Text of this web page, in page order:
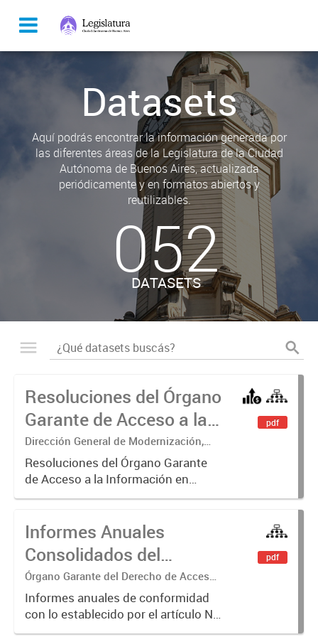
Datasets
Aquí podrás encontrar la información generada por
las diferentes áreas de la Legislatura de la Ciudad
Autónoma de Buenos Aires, actualizada
periódicamente y en formatos abiertos y
reutilizables.
052
DATASETS
Resoluciones del Órgano
Garante de Acceso a la
Información
Dirección General de Modernización,
Sustentabilidad y Fortalecimiento
Institucional
Resoluciones del Órgano Garante
de Acceso a la Información en
ejercicio de las facultades
35 de la Ley N° 104 y su
modificatoria.
pdf
Informes Anuales
Consolidados del
Órgano Garante del
Derecho de Acceso a la
Información
Órgano Garante del Derecho de Acceso
a la Información
Informes anuales de conformidad
con lo establecido por el artículo N°
26 inc. b de la Ley N° 104
pdf